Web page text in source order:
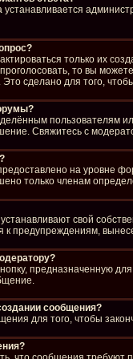
устанавливается
только их
то вы
Это сделано для того,
пользователям
Свяжитесь с
на уровне
только членам
свой
к предупреждениям,
предназначенную
сообщения?
для того, чтобы